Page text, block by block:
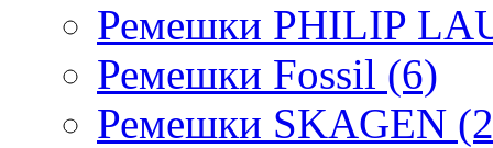
Ремешки PHILIP
Ремешки Fossil (6)
Ремешки SKAGEN